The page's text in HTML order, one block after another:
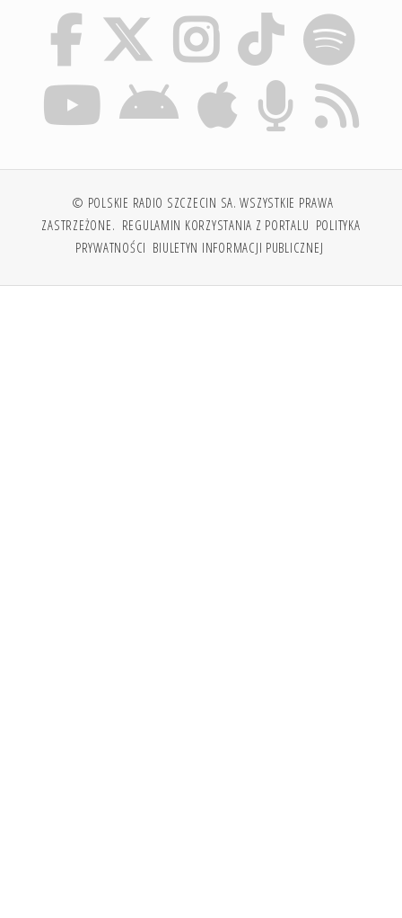
© POLSKIE RADIO SZCZECIN SA. WSZYSTKIE PRAWA
ZASTRZEŻONE. REGULAMIN KORZYSTANIA Z PORTALU POLITYKA
PRYWATNOŚCI BIULETYN INFORMACJI PUBLICZNEJ